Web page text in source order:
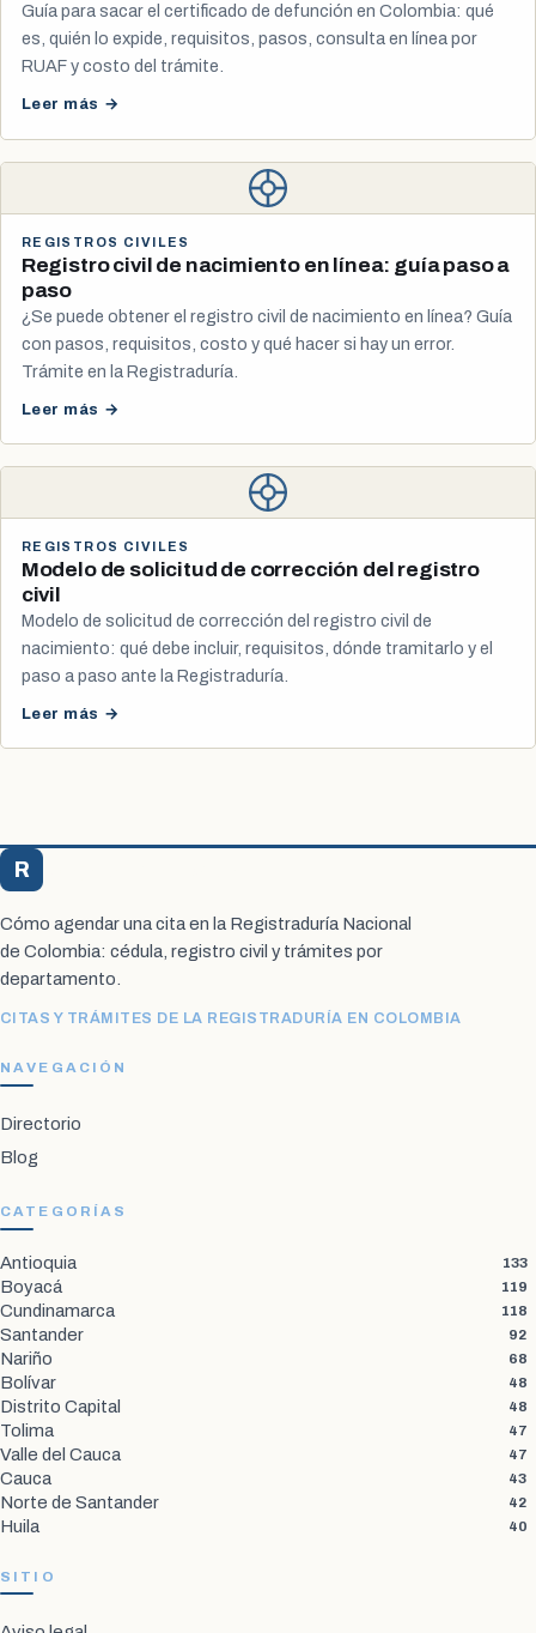
Guía para sacar el certificado de defunción en Colombia: qué
es, quién lo expide, requisitos, pasos, consulta en línea por
RUAF y costo del trámite.
Leer más →
REGISTROS CIVILES
Registro civil de nacimiento en línea: guía paso a
paso
¿Se puede obtener el registro civil de nacimiento en línea? Guía
con pasos, requisitos, costo y qué hacer si hay un error.
Trámite en la Registraduría.
Leer más →
REGISTROS CIVILES
Modelo de solicitud de corrección del registro
civil
Modelo de solicitud de corrección del registro civil de
nacimiento: qué debe incluir, requisitos, dónde tramitarlo y el
paso a paso ante la Registraduría.
Leer más →
R
Cómo agendar una cita en la Registraduría Nacional
de Colombia: cédula, registro civil y trámites por
departamento.
CITAS Y TRÁMITES DE LA REGISTRADURÍA EN COLOMBIA
NAVEGACIÓN
Directorio
Blog
CATEGORÍAS
Antioquia 133
Boyacá 119
Cundinamarca 118
Santander 92
Nariño 68
Bolívar 48
Distrito Capital 48
Tolima 47
Valle del Cauca 47
Cauca 43
Norte de Santander 42
Huila 40
SITIO